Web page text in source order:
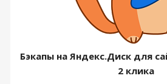
Бэкапы на Яндекс.Диск для
2 клика